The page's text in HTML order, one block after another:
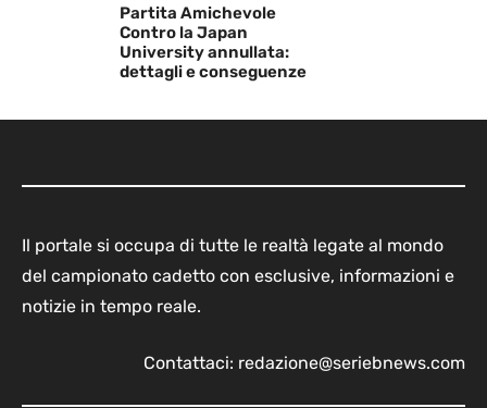
Partita Amichevole
Contro la Japan
University annullata:
dettagli e conseguenze
Il portale si occupa di tutte le realtà legate al mondo
del campionato cadetto con esclusive, informazioni e
notizie in tempo reale.
Contattaci: redazione@seriebnews.com